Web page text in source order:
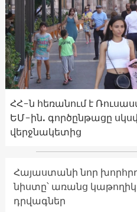
ՀՀ-ն հեռանում է
ԵՄ-ին. գործընթացը
վերջնակետից
Հայաստանի նոր
նիստը՝ առանց
դրվագներ